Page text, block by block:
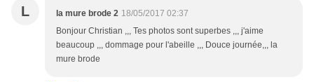
L la mure brode 2 18/05/2017 02:37
Bonjour Christian ,,, Tes photos sont superbes ,,, j'aime
beaucoup ,,, dommage pour l'abeille ,,, Douce journée,,, la
mure brode